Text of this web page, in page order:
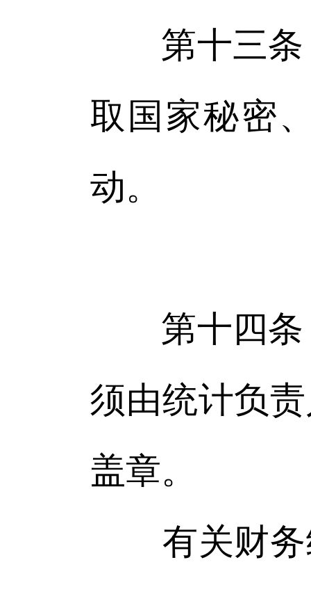
第十三条
取国家秘密
动。
第十四条
须由统计负
盖章。
有关财务